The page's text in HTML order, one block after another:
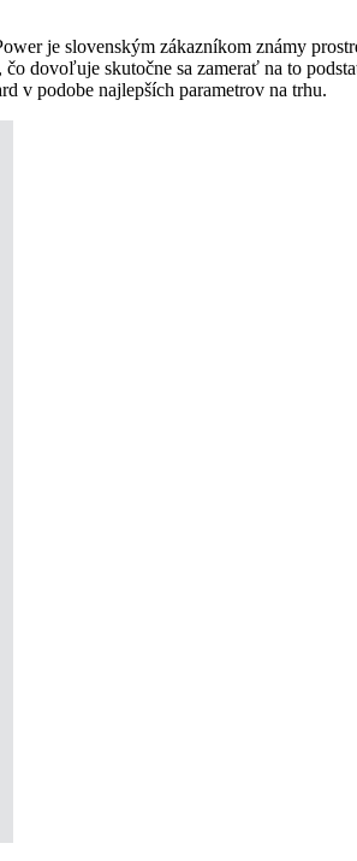
je slovenským zákazníkom známy
dovoľuje skutočne sa zamerať na to
v podobe najlepších parametrov na trhu.